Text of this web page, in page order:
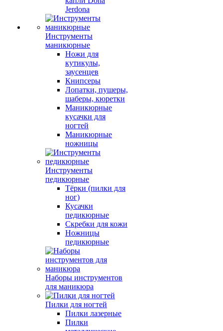
Jerdona
Инструменты
маникюрные
Ножи для
кутикулы,
заусенцев
Книпсеры
Лопатки, пушеры,
шаберы, кюретки
Маникюрные
кусачки для
ногтей
Маникюрные
ножницы
Инструменты
педикюрные
Тёрки (пилки для
ног)
Кусачки
педикюрные
Скребки для кожи
Ножницы
педикюрные
Наборы инструментов
для маникюра
Пилки для ногтей
Пилки лазерные
Пилки